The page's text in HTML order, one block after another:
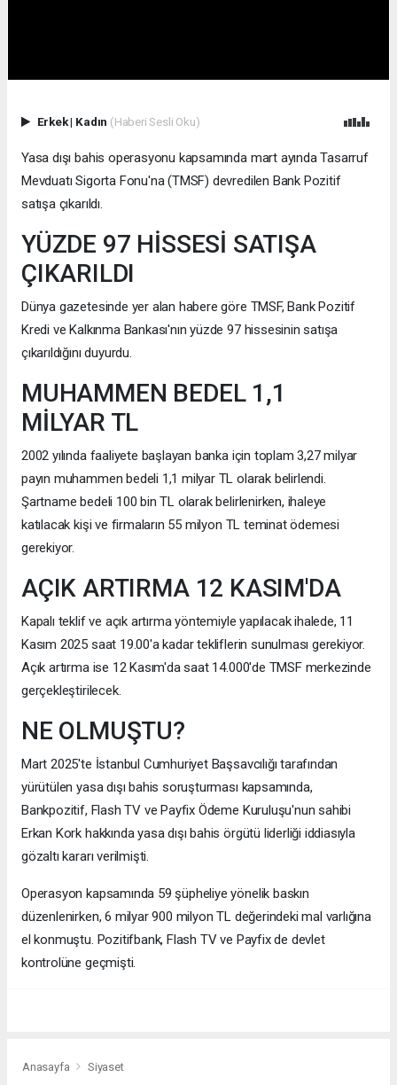
Erkek| Kadın (Haberi Sesli Oku)
Yasa dışı bahis operasyonu kapsamında mart ayında Tasarruf
Mevduatı Sigorta Fonu'na (TMSF) devredilen Bank Pozitif
satışa çıkarıldı.
YÜZDE 97 HİSSESİ SATIŞA
ÇIKARILDI
Dünya gazetesinde yer alan habere göre TMSF, Bank Pozitif
Kredi ve Kalkınma Bankası'nın yüzde 97 hissesinin satışa
çıkarıldığını duyurdu.
MUHAMMEN BEDEL 1,1
MİLYAR TL
2002 yılında faaliyete başlayan banka için toplam 3,27 milyar
payın muhammen bedeli 1,1 milyar TL olarak belirlendi.
Şartname bedeli 100 bin TL olarak belirlenirken, ihaleye
katılacak kişi ve firmaların 55 milyon TL teminat ödemesi
gerekiyor.
AÇIK ARTIRMA 12 KASIM'DA
Kapalı teklif ve açık artırma yöntemiyle yapılacak ihalede, 11
Kasım 2025 saat 19.00'a kadar tekliflerin sunulması gerekiyor.
Açık artırma ise 12 Kasım'da saat 14.000'de TMSF merkezinde
gerçekleştirilecek.
NE OLMUŞTU?
Mart 2025'te İstanbul Cumhuriyet Başsavcılığı tarafından
yürütülen yasa dışı bahis soruşturması kapsamında,
Bankpozitif, Flash TV ve Payfix Ödeme Kuruluşu'nun sahibi
Erkan Kork hakkında yasa dışı bahis örgütü liderliği iddiasıyla
gözaltı kararı verilmişti.
Operasyon kapsamında 59 şüpheliye yönelik baskın
düzenlenirken, 6 milyar 900 milyon TL değerindeki mal varlığına
el konmuştu. Pozitifbank, Flash TV ve Payfix de devlet
kontrolüne geçmişti.
Anasayfa Siyaset